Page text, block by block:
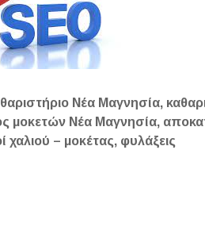
Νέα Μαγνησία,
μοκετών Νέα Μαγνησία,
χαλιού – μοκέτας, φυλάξεις